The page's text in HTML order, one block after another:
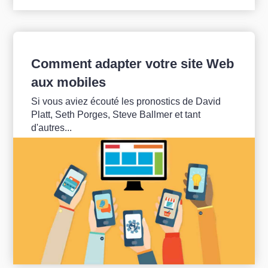
Comment adapter votre site Web
aux mobiles
Si vous aviez écouté les pronostics de David
Platt, Seth Porges, Steve Ballmer et tant
d'autres...